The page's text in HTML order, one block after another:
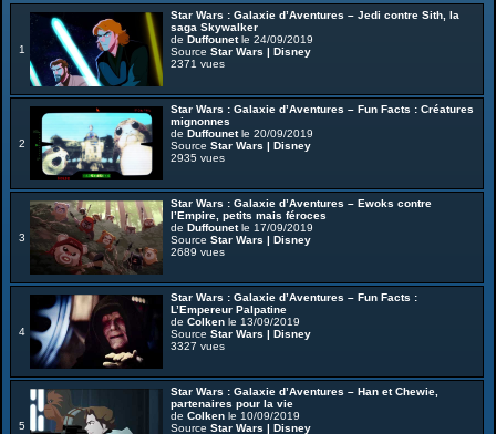
1
Star Wars : Galaxie d’Aventures – Jedi contre Sith, la
saga Skywalker
de Duffounetle 24/09/2019
Source Star Wars | Disney
2371 vues
2
Star Wars : Galaxie d’Aventures – Fun Facts : Créatures
mignonnes
de Duffounetle 20/09/2019
Source Star Wars | Disney
2935 vues
3
Star Wars : Galaxie d’Aventures – Ewoks contre
l’Empire, petits mais féroces
de Duffounetle 17/09/2019
Source Star Wars | Disney
2689 vues
4
Star Wars : Galaxie d’Aventures – Fun Facts :
L’Empereur Palpatine
de Colken le 13/09/2019
Source Star Wars | Disney
3327 vues
5
Star Wars : Galaxie d’Aventures – Han et Chewie,
partenaires pour la vie
de Colken le 10/09/2019
Source Star Wars | Disney